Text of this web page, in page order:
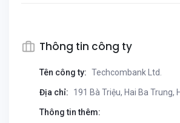
Thông tin công ty
Tên công ty: Techcombank Ltd.
Địa chỉ: 191 Bà Triệu, Hai Ba Trung,
Thông tin thêm: